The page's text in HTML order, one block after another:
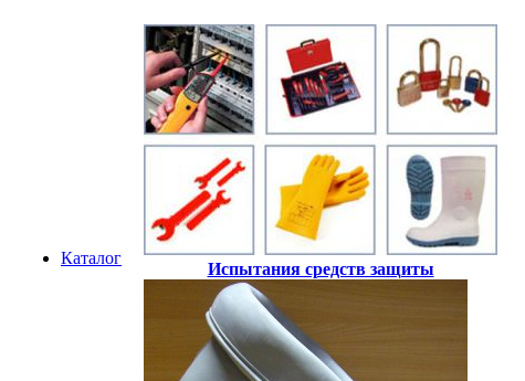
Каталог
Испытания средств защиты